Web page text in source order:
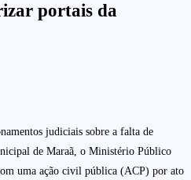
portais da
judiciais sobre a falta de
de Maraã, o Ministério Público
uma ação civil pública (ACP) por ato